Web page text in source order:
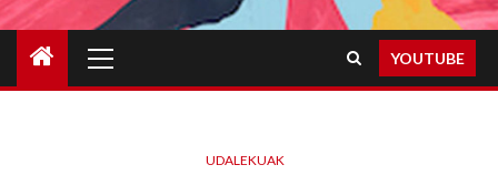
Menu
YOUTUBE
UDALEKUAK